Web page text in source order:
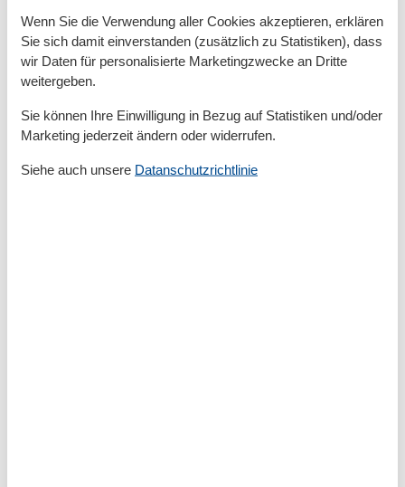
Doppelbett
Dusche
Ebenerdig
Einzelbett
Gefriermöglichkeit
Handtücher
Heizung
Haartrockner
Insektenschutz/Gaze
Wenn Sie die Verwendung aller Cookies akzeptieren, erklären
Sie sich damit einverstanden (zusätzlich zu Statistiken), dass
wir Daten für personalisierte Marketingzwecke an Dritte
weitergeben.
Sie können Ihre Einwilligung in Bezug auf Statistiken und/oder
Marketing jederzeit ändern oder widerrufen.
Siehe auch unsere Datanschutzrichtlinie